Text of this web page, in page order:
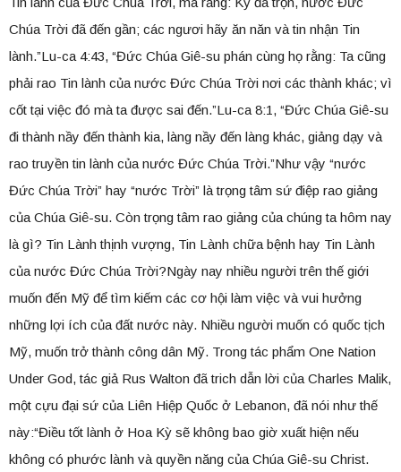
Chúa Trời đã đến gần; các ngươi hãy ăn năn và tin nhận Tin
lành.”Lu-ca 4:43, “Đức Chúa Giê-su phán cùng họ rằng: Ta cũng
phải rao Tin lành của nước Đức Chúa Trời nơi các thành khác; vì
cốt tại việc đó mà ta được sai đến.”Lu-ca 8:1, “Đức Chúa Giê-su
đi thành nầy đến thành kia, làng nầy đến làng khác, giảng dạy và
rao truyền tin lành của nước Đức Chúa Trời.”Như vậy “nước
Đức Chúa Trời” hay “nước Trời” là trọng tâm sứ điệp rao giảng
của Chúa Giê-su. Còn trọng tâm rao giảng của chúng ta hôm nay
là gì? Tin Lành thịnh vượng, Tin Lành chữa bệnh hay Tin Lành
của nước Đức Chúa Trời?Ngày nay nhiều người trên thế giới
muốn đến Mỹ để tìm kiếm các cơ hội làm việc và vui hưởng
những lợi ích của đất nước này. Nhiều người muốn có quốc tịch
Mỹ, muốn trở thành công dân Mỹ. Trong tác phẩm One Nation
Under God, tác giả Rus Walton đã trich dẫn lời của Charles Malik,
một cựu đại sứ của Liên Hiệp Quốc ở Lebanon, đã nói như thế
này:“Điều tốt lành ở Hoa Kỳ sẽ không bao giờ xuất hiện nếu
không có phước lành và quyền năng của Chúa Giê-su Christ.